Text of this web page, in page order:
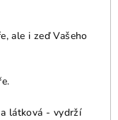
ale i zeď Vašeho
látková - vydrží